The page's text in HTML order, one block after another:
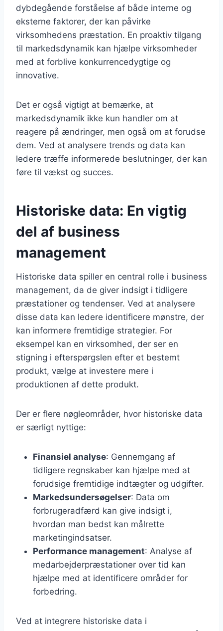
dybdegående forståelse af både interne og
eksterne faktorer, der kan påvirke
virksomhedens præstation. En proaktiv tilgang
til markedsdynamik kan hjælpe virksomheder
med at forblive konkurrencedygtige og
innovative.
Det er også vigtigt at bemærke, at
markedsdynamik ikke kun handler om at
reagere på ændringer, men også om at forudse
dem. Ved at analysere trends og data kan
ledere træffe informerede beslutninger, der kan
føre til vækst og succes.
Historiske data: En vigtig
del af business
management
Historiske data spiller en central rolle i business
management, da de giver indsigt i tidligere
præstationer og tendenser. Ved at analysere
disse data kan ledere identificere mønstre, der
kan informere fremtidige strategier. For
eksempel kan en virksomhed, der ser en
stigning i efterspørgslen efter et bestemt
produkt, vælge at investere mere i
produktionen af dette produkt.
Der er flere nøgleområder, hvor historiske data
er særligt nyttige:
Finansiel analyse: Gennemgang af
tidligere regnskaber kan hjælpe med at
forudsige fremtidige indtægter og udgifter.
Markedsundersøgelser: Data om
forbrugeradfærd kan give indsigt i,
hvordan man bedst kan målrette
marketingindsatser.
Performance management: Analyse af
medarbejderpræstationer over tid kan
hjælpe med at identificere områder for
forbedring.
Ved at integrere historiske data i